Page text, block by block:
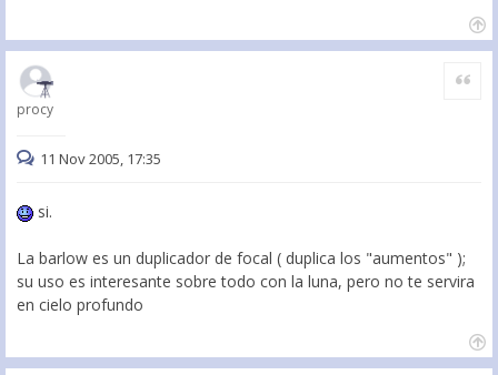
procy
Citar
11 Nov 2005, 17:35
si.
La barlow es un duplicador de focal ( duplica los "aumentos" );
su uso es interesante sobre todo con la luna, pero no te servira
en cielo profundo